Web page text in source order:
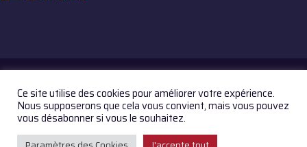
© GAZZETTA TANGO 2017. All Rights Reserved
Ce site utilise des cookies pour améliorer votre expérience.
Nous supposerons que cela vous convient, mais vous pouvez
vous désabonner si vous le souhaitez.